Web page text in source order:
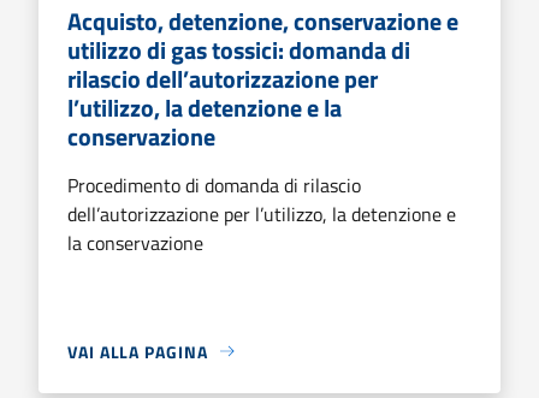
Acquisto, detenzione, conservazione e
utilizzo di gas tossici: domanda di
rilascio dell’autorizzazione per
l’utilizzo, la detenzione e la
conservazione
Procedimento di domanda di rilascio
dell’autorizzazione per l’utilizzo, la detenzione e
la conservazione
VAI ALLA PAGINA